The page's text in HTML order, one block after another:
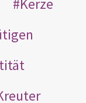
Kerze